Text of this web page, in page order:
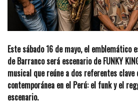
Este sábado 16 de mayo, el emblemático
de Barranco será escenario de FUNKY
musical que reúne a dos referentes
contemporánea en el Perú: el funk y el
escenario.